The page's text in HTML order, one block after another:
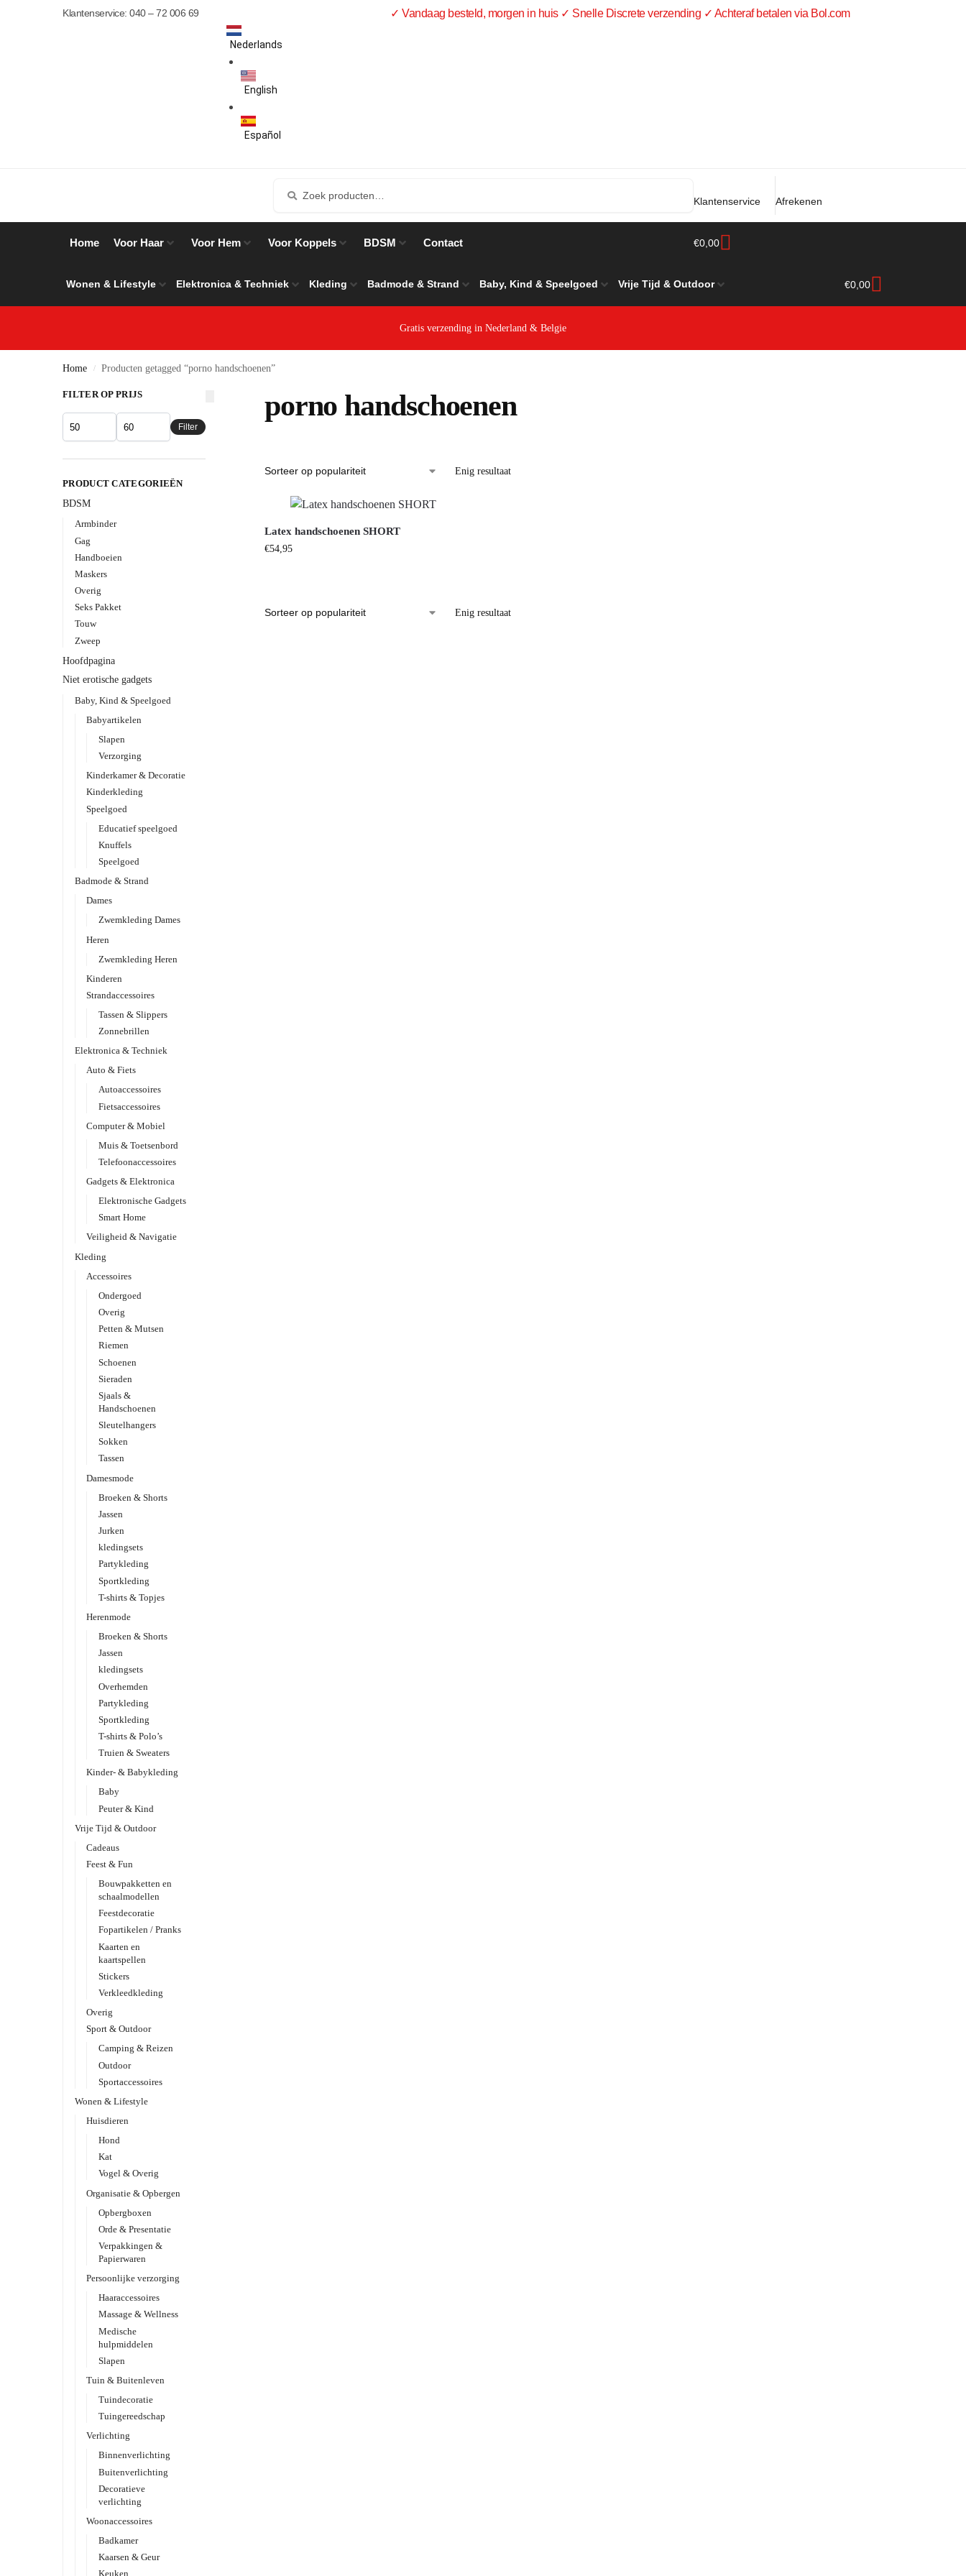
Klantenservice: 040 – 72 006 69
Nederlands
English
Español
✓ Vandaag besteld, morgen in huis ✓ Snelle Discrete verzending ✓ Achteraf betalen via Bol.com
Klantenservice Afrekenen
Home Voor Haar Voor Hem Voor Koppels BDSM Contact €0,00
Wonen & Lifestyle Elektronica & Techniek Kleding Badmode & Strand Baby, Kind & Speelgoed Vrije Tijd & Outdoor €0,00
Gratis verzending in Nederland & Belgie
Home / Producten getagged “porno handschoenen”
porno handschoenen
Enig resultaat
Latex handschoenen SHORT
€54,95
Enig resultaat
FILTER OP PRIJS
Filter
PRODUCT CATEGORIEËN
BDSM
Armbinder
Gag
Handboeien
Maskers
Overig
Seks Pakket
Touw
Zweep
Hoofdpagina
Niet erotische gadgets
Baby, Kind & Speelgoed
Babyartikelen
Slapen
Verzorging
Kinderkamer & Decoratie
Kinderkleding
Speelgoed
Educatief speelgoed
Knuffels
Speelgoed
Badmode & Strand
Dames
Zwemkleding Dames
Heren
Zwemkleding Heren
Kinderen
Strandaccessoires
Tassen & Slippers
Zonnebrillen
Elektronica & Techniek
Auto & Fiets
Autoaccessoires
Fietsaccessoires
Computer & Mobiel
Muis & Toetsenbord
Telefoonaccessoires
Gadgets & Elektronica
Elektronische Gadgets
Smart Home
Veiligheid & Navigatie
Kleding
Accessoires
Ondergoed
Overig
Petten & Mutsen
Riemen
Schoenen
Sieraden
Sjaals &
Handschoenen
Sleutelhangers
Sokken
Tassen
Damesmode
Broeken & Shorts
Jassen
Jurken
kledingsets
Partykleding
Sportkleding
T-shirts & Topjes
Herenmode
Broeken & Shorts
Jassen
kledingsets
Overhemden
Partykleding
Sportkleding
T-shirts & Polo’s
Truien & Sweaters
Kinder- & Babykleding
Baby
Peuter & Kind
Vrije Tijd & Outdoor
Cadeaus
Feest & Fun
Bouwpakketten en
schaalmodellen
Feestdecoratie
Fopartikelen / Pranks
Kaarten en
kaartspellen
Stickers
Verkleedkleding
Overig
Sport & Outdoor
Camping & Reizen
Outdoor
Sportaccessoires
Wonen & Lifestyle
Huisdieren
Hond
Kat
Vogel & Overig
Organisatie & Opbergen
Opbergboxen
Orde & Presentatie
Verpakkingen &
Papierwaren
Persoonlijke verzorging
Haaraccessoires
Massage & Wellness
Medische
hulpmiddelen
Slapen
Tuin & Buitenleven
Tuindecoratie
Tuingereedschap
Verlichting
Binnenverlichting
Buitenverlichting
Decoratieve
verlichting
Woonaccessoires
Badkamer
Kaarsen & Geur
Keuken